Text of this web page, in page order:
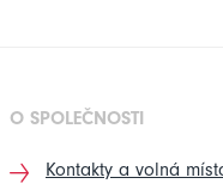
O SPOLEČNOSTI
Kontakty a volná